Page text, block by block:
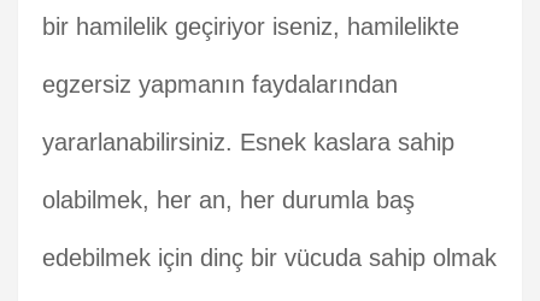
bir hamilelik geçiriyor iseniz, hamilelikte
egzersiz yapmanın faydalarından
yararlanabilirsiniz. Esnek kaslara sahip
olabilmek, her an, her durumla baş
edebilmek için dinç bir vücuda sahip olmak